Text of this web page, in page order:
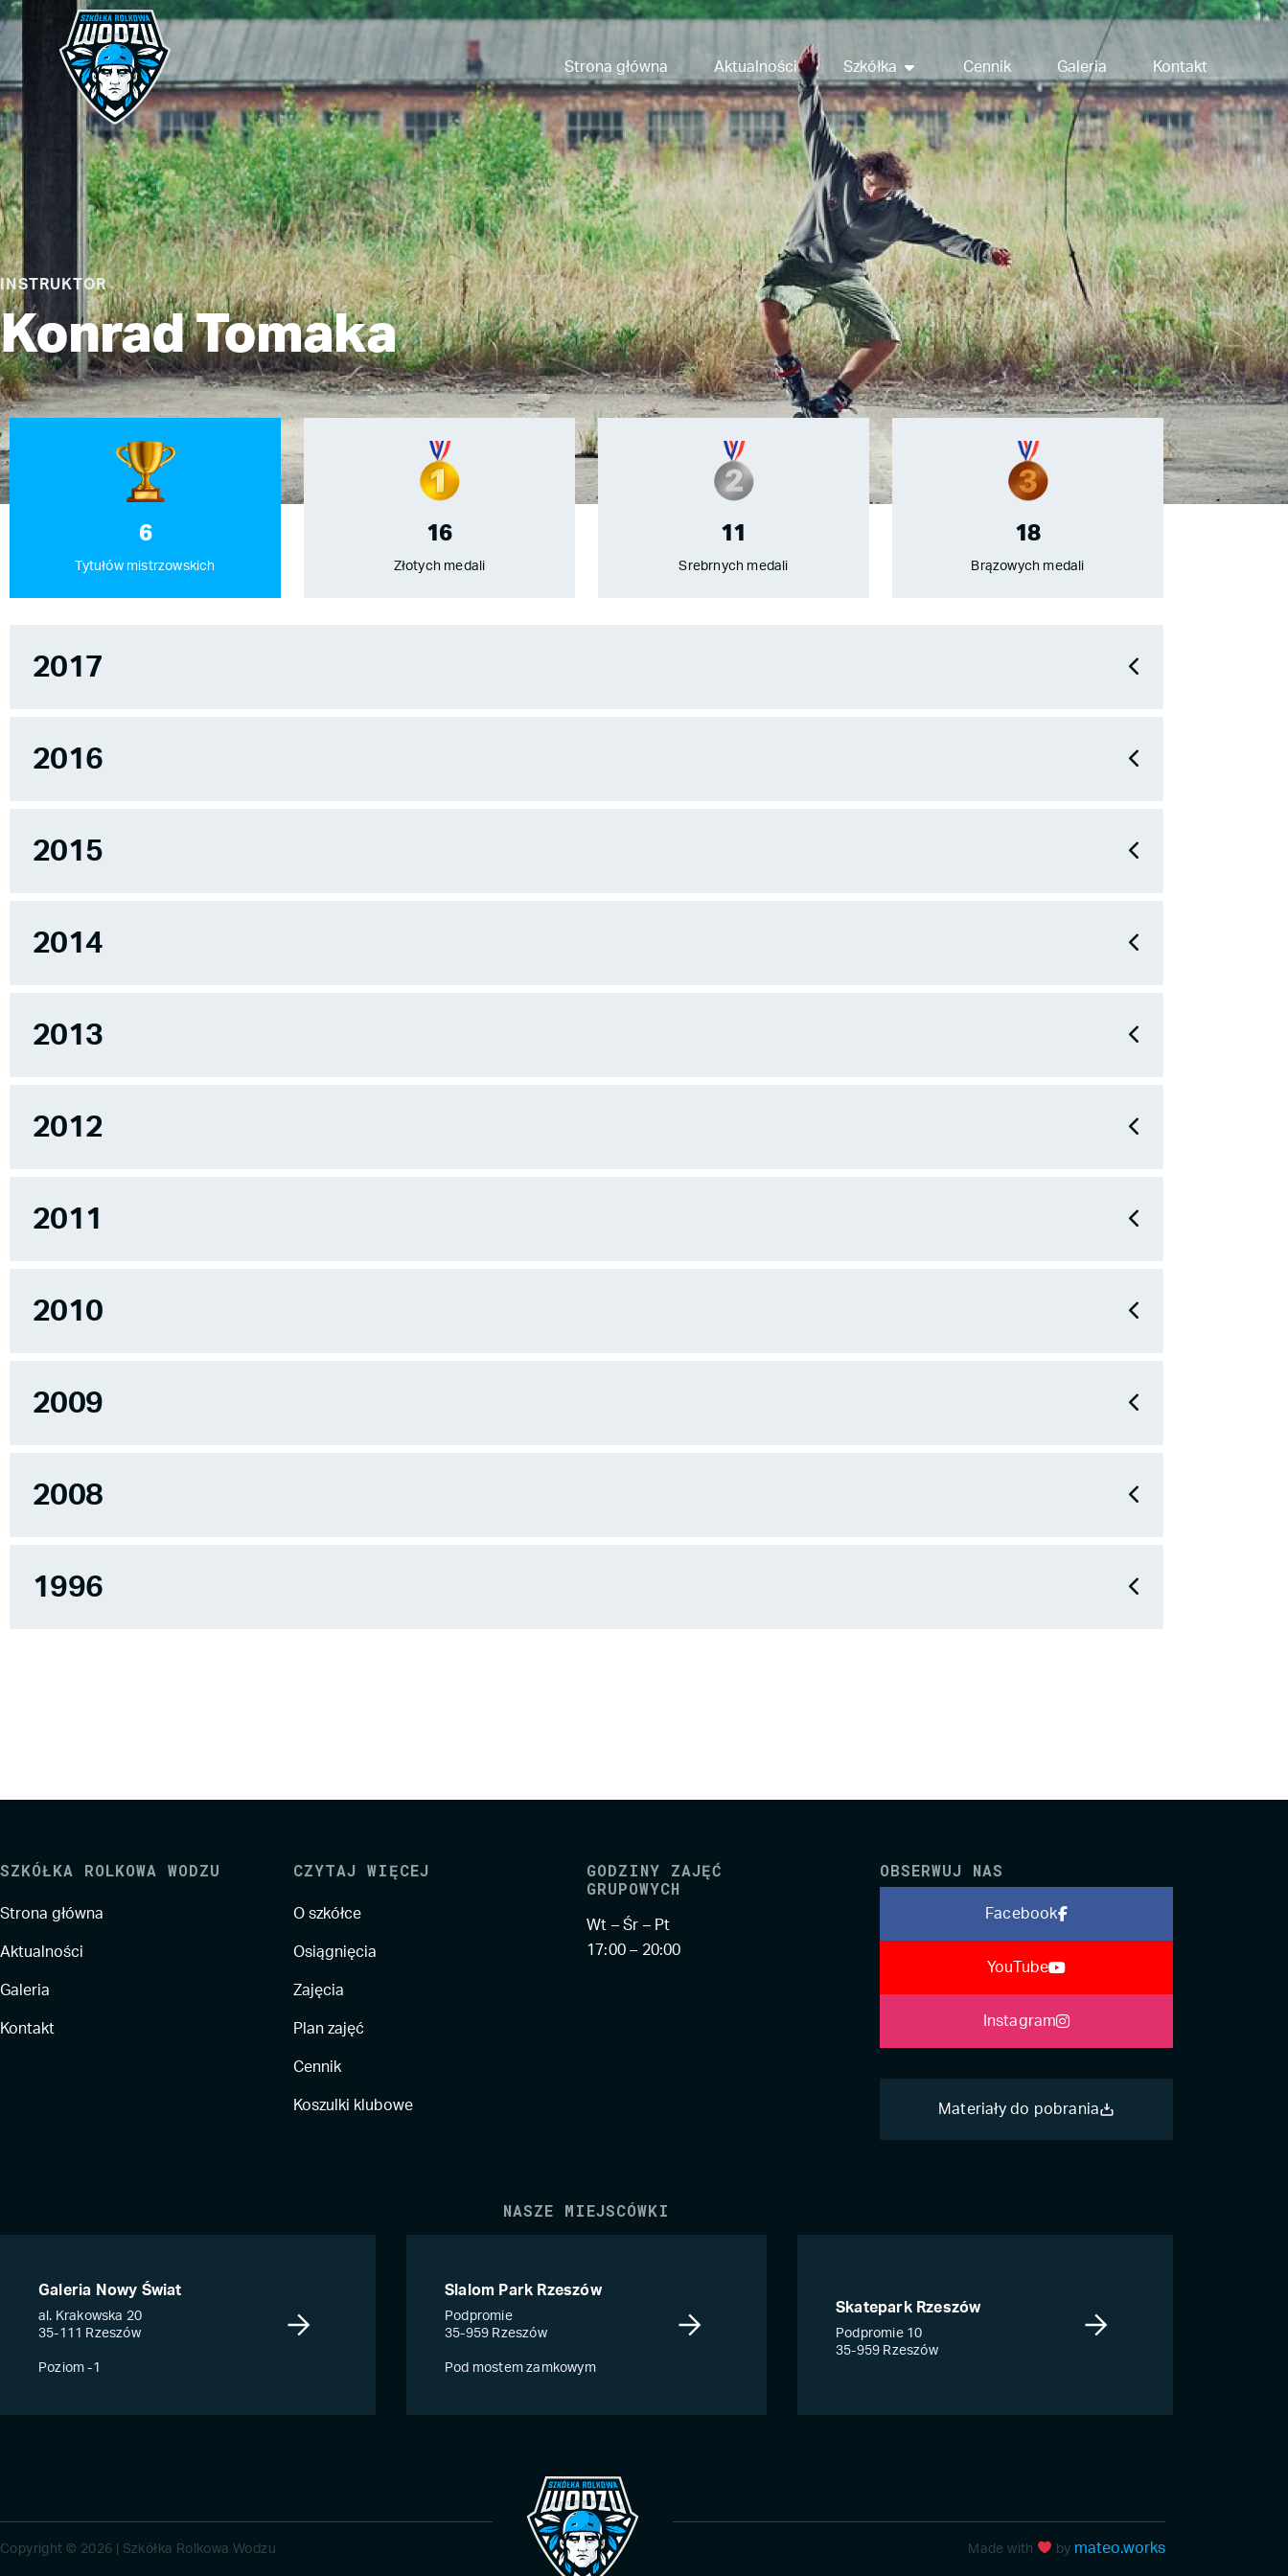
Strona główna Aktualności Szkółka Cennik Galeria Kontakt
INSTRUKTOR
Konrad Tomaka
6
Tytułów mistrzowskich
16
Złotych medali
11
Srebrnych medali
18
Brązowych medali
2017
2016
2015
2014
2013
2012
2011
2010
2009
2008
1996
SZKÓŁKA ROLKOWA WODZU
Strona główna
Aktualności
Galeria
Kontakt
CZYTAJ WIĘCEJ
O szkółce
Osiągnięcia
Zajęcia
Plan zajęć
Cennik
Koszulki klubowe
GODZINY ZAJĘĆ
GRUPOWYCH
Wt – Śr – Pt
17:00 – 20:00
OBSERWUJ NAS
Facebook
YouTube
Instagram
Materiały do pobrania
NASZE MIEJSCÓWKI
Galeria Nowy Świat
al. Krakowska 20
35-111 Rzeszów
Poziom -1
Slalom Park Rzeszów
Podpromie
35-959 Rzeszów
Pod mostem zamkowym
Skatepark Rzeszów
Podpromie 10
35-959 Rzeszów
Copyright © 2026 | Szkółka Rolkowa Wodzu Made with by mateo.works